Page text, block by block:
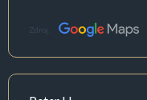
Zdroj: